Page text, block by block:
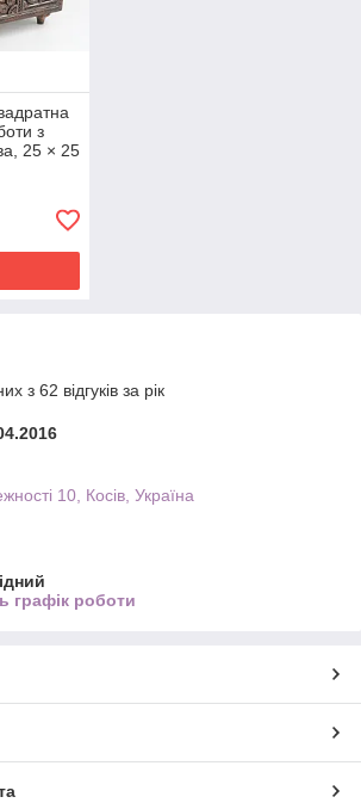
з
25 × 25
з 62 відгуків за рік
10, Косів, Україна
графік роботи